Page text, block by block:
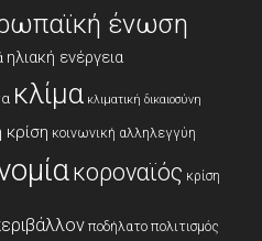
ένωση
ηλιακή ενέργεια
κλίμα κλιματική δικαιοσύνη
κρίση κοινωνική αλληλεγγύη
κοροναϊός κρίση
ποδήλατο πολιτισμός